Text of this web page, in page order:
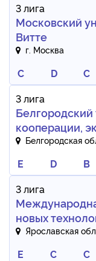
3 лига
Московский
Витте
г. Москва
C D C
3 лига
Белгородский
кооперации,
Белгородская
E D B
3 лига
новых
Ярославская
E C C